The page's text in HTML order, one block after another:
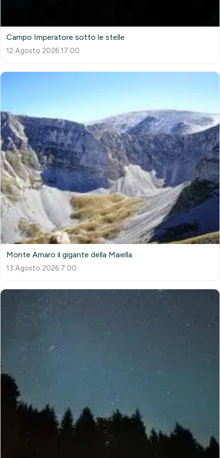
Campo Imperatore sotto le stelle
12 Agosto 2026 17:00
Monte Amaro il gigante della Maiella
13 Agosto 2026 7:00